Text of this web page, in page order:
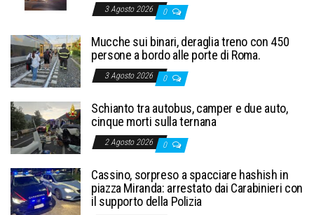
3 Agosto 2026 0
Mucche sui binari, deraglia treno con 450
persone a bordo alle porte di Roma.
3 Agosto 2026 0
Schianto tra autobus, camper e due auto,
cinque morti sulla ternana
2 Agosto 2026 0
Cassino, sorpreso a spacciare hashish in
piazza Miranda: arrestato dai Carabinieri con
il supporto della Polizia